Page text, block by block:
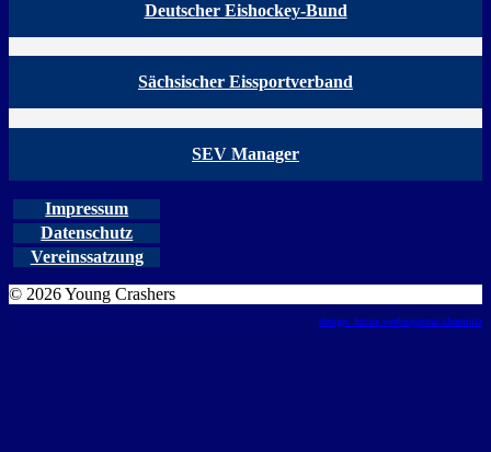
Deutscher Eishockey-Bund
Sächsischer Eissportverband
SEV Manager
Impressum
Datenschutz
Vereinssatzung
© 2026 Young Crashers
design: future werbeagentur chemnitz